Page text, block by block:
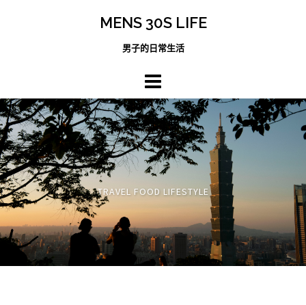
MENS 30S LIFE
男子的日常生活
TRAVEL FOOD LIFESTYLE